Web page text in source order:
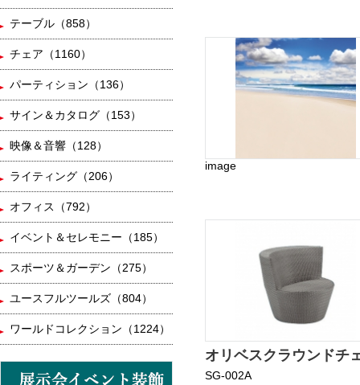
テーブル（858）
チェア（1160）
パーティション（136）
サイン＆カタログ（153）
映像＆音響（128）
ライティング（206）
オフィス（792）
イベント＆セレモニー（185）
スポーツ＆ガーデン（275）
ユースフルツールズ（804）
ワールドコレクション（1224）
image
オリベスクラウンドチ
SG-002A